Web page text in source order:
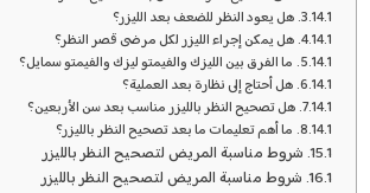
هل يعود النظر للضعف بعد الليزر؟
هل يمكن إجراء الليزر لكل مرضى قصر النظر؟
ما الفرق بين الليزك والفيمتو ليزك والفيمتو سمايل؟
هل أحتاج إلى نظارة بعد العملية؟
هل تصحيح النظر بالليزر مناسب بعد سن الأربعين؟
ما أهم تعليمات ما بعد تصحيح النظر بالليزر؟
شروط مناسبة المريض لتصحيح النظر بالليزر
شروط مناسبة المريض لتصحيح النظر بالليزر